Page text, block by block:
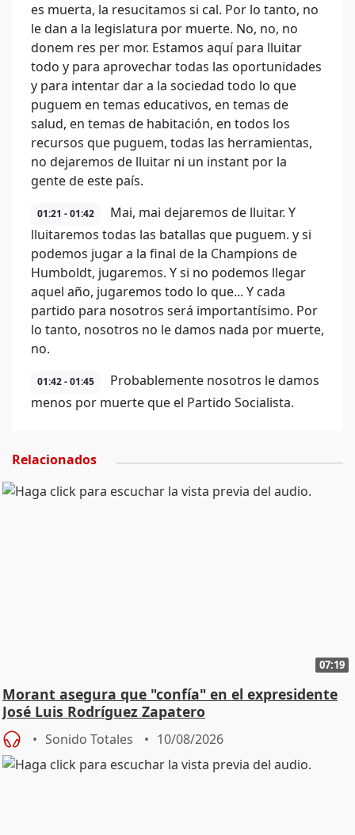
es muerta, la resucitamos si cal. Por lo tanto, no
le dan a la legislatura por muerte. No, no, no
donem res per mor. Estamos aquí para lluitar
todo y para aprovechar todas las oportunidades
y para intentar dar a la sociedad todo lo que
puguem en temas educativos, en temas de
salud, en temas de habitación, en todos los
recursos que puguem, todas las herramientas,
no dejaremos de lluitar ni un instant por la
gente de este país.
01:21 - 01:42
Mai, mai dejaremos de lluitar. Y
lluitaremos todas las batallas que puguem. y si
podemos jugar a la final de la Champions de
Humboldt, jugaremos. Y si no podemos llegar
aquel año, jugaremos todo lo que... Y cada
partido para nosotros será importantísimo. Por
lo tanto, nosotros no le damos nada por muerte,
no.
01:42 - 01:45
Probablemente nosotros le damos
menos por muerte que el Partido Socialista.
Relacionados
07:19
Morant asegura que "confía" en el expresidente
José Luis Rodríguez Zapatero
Sonido Totales 10/08/2026